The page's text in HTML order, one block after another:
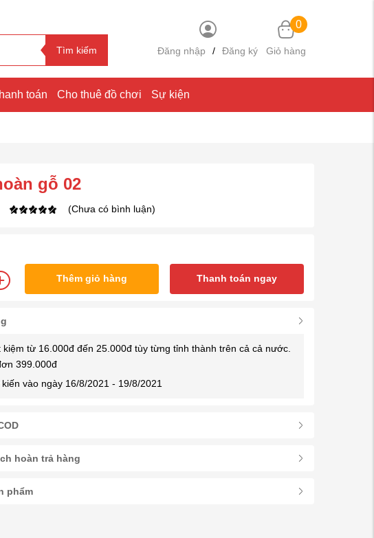
Tìm kiếm Đăng nhập / Đăng ký
0
Giỏ hàng
toán Cho thuê đồ chơi Sự kiện
gỗ 02
(Chưa có bình luận)
Thêm giỏ hàng Thanh toán ngay
kiệm từ 16.000đ đến 25.000đ tùy từng tỉnh thành trên cả cả nước.
399.000đ
vào ngày 16/8/2021 - 19/8/2021
hoàn trả hàng
phẩm